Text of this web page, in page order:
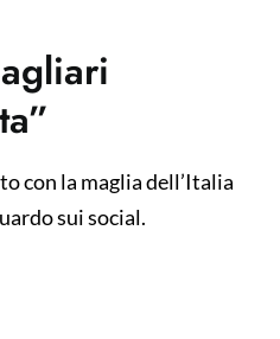
con la maglia dell’Italia
sui social.